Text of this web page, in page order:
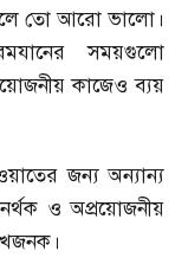
তো আরো ভালো।
সময়গুলো
কাজেও ব্যয়
জন্য অন্যান্য
ও অপ্রয়োজনীয়